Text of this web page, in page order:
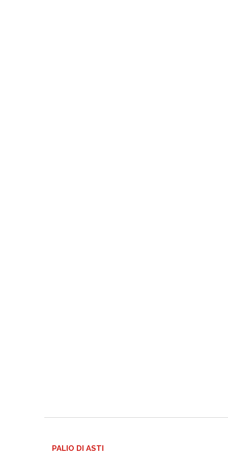
PALIO DI ASTI